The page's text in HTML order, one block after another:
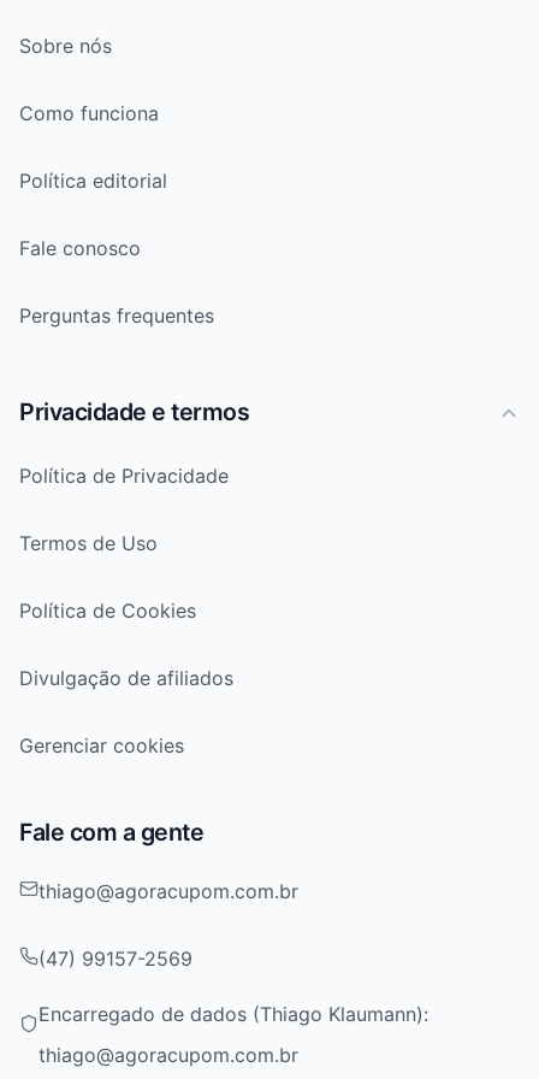
Sobre nós
Como funciona
Política editorial
Fale conosco
Perguntas frequentes
Privacidade e termos
Política de Privacidade
Termos de Uso
Política de Cookies
Divulgação de afiliados
Gerenciar cookies
Fale com a gente
thiago@agoracupom.com.br
(47) 99157-2569
Encarregado de dados (Thiago Klaumann):
thiago@agoracupom.com.br